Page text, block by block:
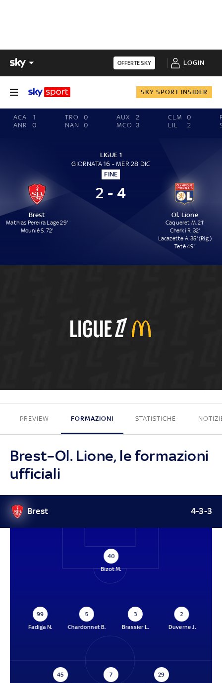
OFFERTE SKY LOGIN
SKY SPORT INSIDER
ACA
1
ANR
0
TRO
0
NAN
0
AUX
2
MCO 3
CLM
0
LIL
2
LIGUE 1
GIORNATA 16 - MER 28 DIC
FINE
Brest
Mathias Pereira Lage 29'
Mounié S. 72'
2 - 4
Ol. Lione
Caqueret M. 21'
Cherki R. 32'
Lacazette A. 35' (Rig.)
Tetê 49'
2 - 4
PREVIEW FORMAZIONI STATISTICHE
Brest–Ol. Lione, le formazioni
ufficiali
Brest 4-3-3
40
Bizot M.
99
Fadiga N.
5
Chardonnet B.
3
Brassier L.
2
Duverne J.
45
7
29